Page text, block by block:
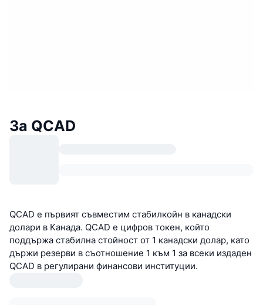
За QCAD
QCAD е първият съвместим стабилкойн в канадски
долари в Канада. QCAD е цифров токен, който
поддържа стабилна стойност от 1 канадски долар, като
държи резерви в съотношение 1 към 1 за всеки издаден
QCAD в регулирани финансови институции.